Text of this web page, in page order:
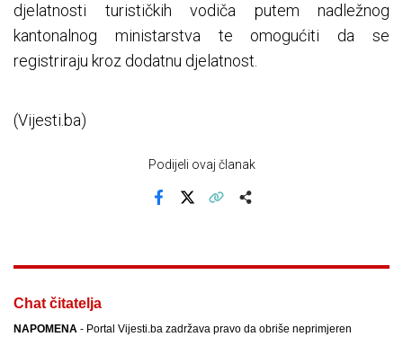
djelatnosti turističkih vodiča putem nadležnog
kantonalnog ministarstva te omogućiti da se
registriraju kroz dodatnu djelatnost.
(Vijesti.ba)
Podijeli ovaj članak
Chat čitatelja
NAPOMENA - Portal Vijesti.ba zadržava pravo da obriše neprimjeren